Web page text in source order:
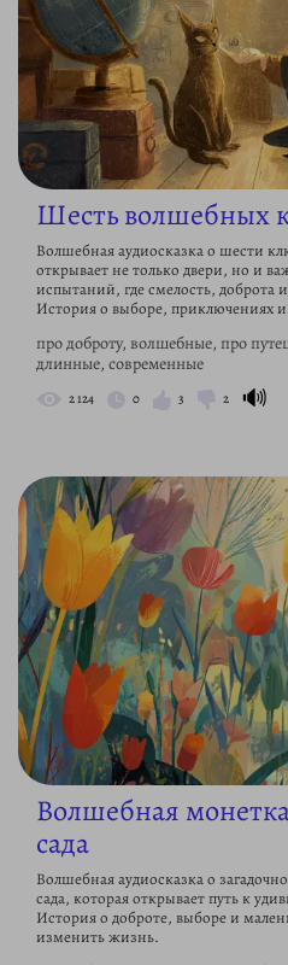
Шесть волшебных
Волшебная аудиосказка о шести
открывает не только двери, но и
испытаний, где смелость, доброта
История о выборе, приключениях
про доброту, волшебные, про
длинные, современные
2 124 0 3 2 🔊
Волшебная
сада
Волшебная аудиосказка о
сада, которая открывает путь к
История о доброте, выборе и
изменить жизнь.